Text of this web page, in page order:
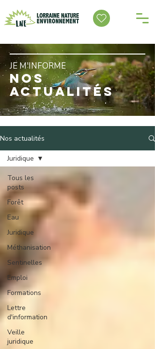
JE M'INFORME
NOS
ACTUALITÉS
Nos actualités
Tous les
posts
Forêt
Eau
Juridique
Méthanisation
Sentinelles
Emploi
Formations
Lettre
d'information
Veille
juridique
Juridique